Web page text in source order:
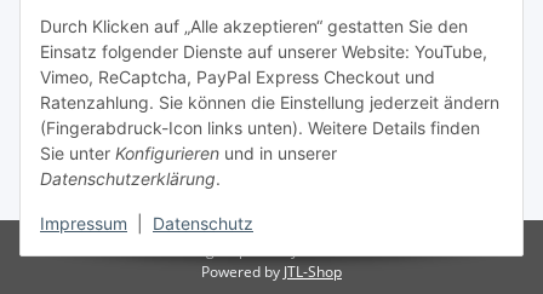
Durch Klicken auf „Alle akzeptieren“ gestatten Sie den
Einsatz folgender Dienste auf unserer Website: YouTube,
Vimeo, ReCaptcha, PayPal Express Checkout und
Ratenzahlung. Sie können die Einstellung jederzeit ändern
(Fingerabdruck-Icon links unten). Weitere Details finden
Sie unter Konfigurieren und in unserer
Datenschutzerklärung.
Impressum Datenschutz
Informationen
Gesetzliche Informationen
* Alle Preise zzgl. gesetzlicher USt.
Powered by JTL-Shop